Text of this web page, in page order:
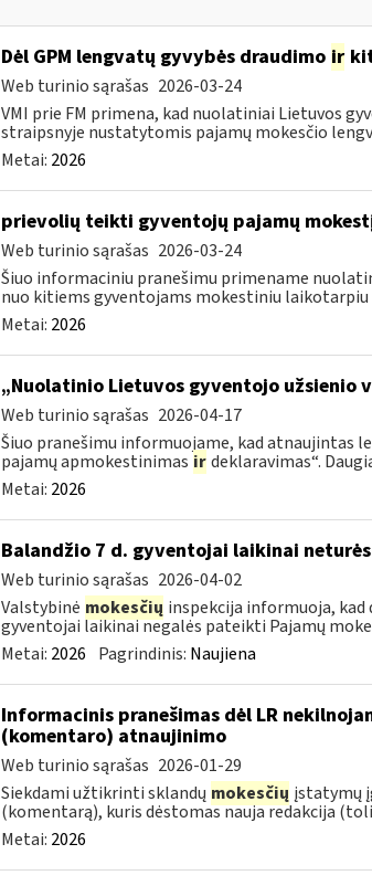
Dėl GPM lengvatų gyvybės draudimo ir
Web turinio sąrašas 2026-03-24
VMI prie FM primena, kad nuolatiniai Lietuvos
straipsnyje nustatytomis pajamų mokesčio
Metai: 2026
prievolių teikti gyventojų pajamų
Web turinio sąrašas 2026-03-24
Šiuo informaciniu pranešimu primename
nuo kitiems gyventojams mokestiniu laikotarpiu
Metai: 2026
„Nuolatinio Lietuvos gyventojo užsienio
Web turinio sąrašas 2026-04-17
Šiuo pranešimu informuojame, kad atnaujintas
pajamų apmokestinimas ir deklaravimas“.
Metai: 2026
Balandžio 7 d. gyventojai laikinai
Web turinio sąrašas 2026-04-02
Valstybinė mokesčių inspekcija informuoja, kad
gyventojai laikinai negalės pateikti Pajamų
Metai: 2026 Pagrindinis: Naujiena
Informacinis pranešimas dėl LR
(komentaro) atnaujinimo
Web turinio sąrašas 2026-01-29
Siekdami užtikrinti sklandų mokesčių įstatymų
(komentarą), kuris dėstomas nauja redakcija
Metai: 2026